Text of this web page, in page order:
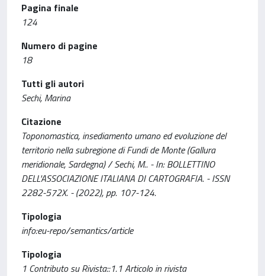
Pagina finale
124
Numero di pagine
18
Tutti gli autori
Sechi, Marina
Citazione
Toponomastica, insediamento umano ed evoluzione del
territorio nella subregione di Fundi de Monte (Gallura
meridionale, Sardegna) / Sechi, M.. - In: BOLLETTINO
DELL'ASSOCIAZIONE ITALIANA DI CARTOGRAFIA. - ISSN
2282-572X. - (2022), pp. 107-124.
Tipologia
info:eu-repo/semantics/article
Tipologia
1 Contributo su Rivista::1.1 Articolo in rivista